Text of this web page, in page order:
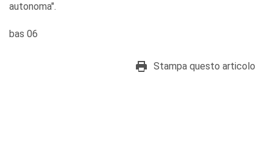
autonoma".
bas 06
Stampa questo articolo